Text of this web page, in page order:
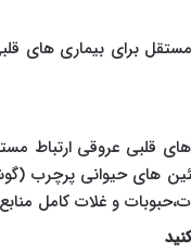
برای بیماری های
قلبی عروقی ارتباط
های حیوانی پرچرب
و غلات کامل